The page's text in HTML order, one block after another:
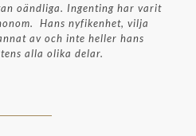
oändliga. Ingenting har varit
Hans nyfikenhet, vilja
av och inte heller hans
alla olika delar.